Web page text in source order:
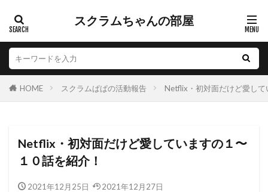
スクラムちゃんの部屋
HOME スクラムぱぱの活動報告 Netflix・初対面だけど愛し
Netflix・初対面だけど愛していますの１〜
１０話を紹介！
2021年12月25日
2021年12月27日